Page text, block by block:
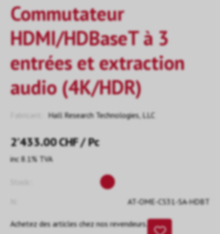
Commutateur
HDMI/HDBaseT à 3
entrées et extraction
audio (4K/HDR)
Hall Research Technologies, LLC
2’433.00CHF/ Pc
inc 8.1% TVA
AT-OME-CS31-SA-HDBT
Achetez des articles chez nos revendeurs.